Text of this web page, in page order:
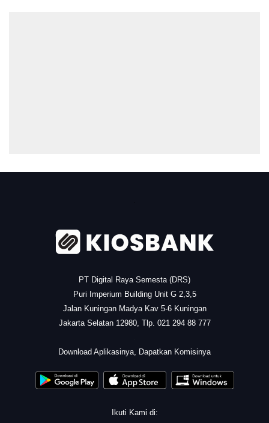
PT Digital Raya Semesta (DRS)
Puri Imperium Building Unit G 2,3,5
Jalan Kuningan Madya Kav 5-6 Kuningan
Jakarta Selatan 12980, Tlp. 021 294 88 777
Download Aplikasinya, Dapatkan Komisinya
Ikuti Kami di: